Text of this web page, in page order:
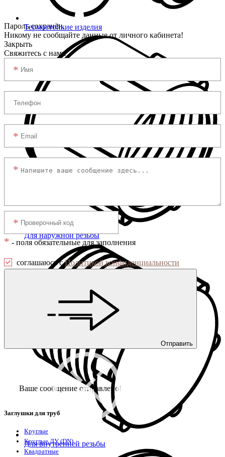
Термостойкие изделия
Для наружной резьбы
Для внутренней резьбы
Пароль сохранён.
Никому не сообщайте данные от личного кабинета!
Закрыть
Свяжитесь с нами
* - поля обязательные для заполнения
соглашаюсь сПолитикой конфиденциальности
Отправить
Ваше сообщение отправлено!
Заглушки для труб
Круглые
Круглые ДУ (DN)
Квадратные